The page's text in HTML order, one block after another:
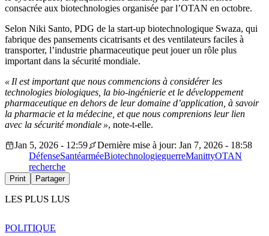
consacrée aux biotechnologies organisée par l’OTAN en octobre.
Selon Niki Santo, PDG de la start-up biotechnologique Swaza, qui
fabrique des pansements cicatrisants et des ventilateurs faciles à
transporter, l’industrie pharmaceutique peut jouer un rôle plus
important dans la sécurité mondiale.
« Il est important que nous commencions à considérer les
technologies biologiques, la bio-ingénierie et le développement
pharmaceutique en dehors de leur domaine d’application, à savoir
la pharmacie et la médecine, et que nous comprenions leur lien
avec la sécurité mondiale », note-t-elle.
Jan 5, 2026 - 12:59
Dernière mise à jour: Jan 7, 2026 - 18:58
DéfenseSantéarméeBiotechnologieguerreManittyOTAN
recherche
Print Partager
LES PLUS LUS
POLITIQUE